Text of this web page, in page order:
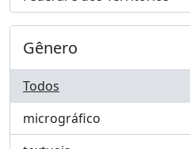
Gênero
Todos
micrográfico
, 2 resultados